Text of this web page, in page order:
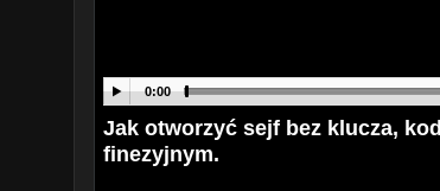
0:00
Jak otworzyć sejf bez klucza,
finezyjnym.